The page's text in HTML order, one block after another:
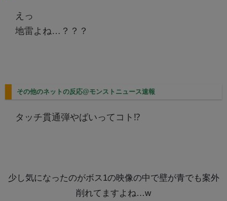
えっ
地雷よね…？？？
その他のネットの反応@モンストニュース速報
タッチ貫通弾やばいってコト⁉️
少し気になったのがボス1の映像の中で壁が青でも案外
削れてますよね…w